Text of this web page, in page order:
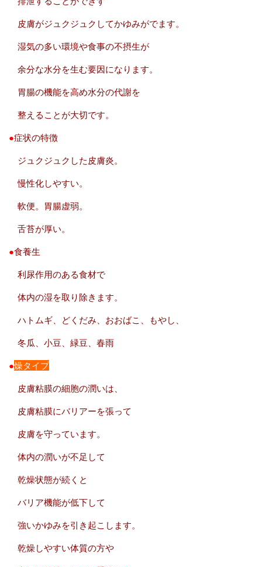
皮膚がジュクジュクしてかゆみがでます。
湿気の多い環境や食事の不摂生が
余分な水分を生む要因になります。
胃腸の機能を高め水分の代謝を
整えることが大切です。
●症状の特徴
ジュクジュクした皮膚炎。
慢性化しやすい。
軟便。胃腸虚弱。
舌苔が厚い。
●食養生
利尿作用のある食材で
体内の湿を取り除きます。
ハトムギ、どくだみ、おおばこ、もやし、
冬瓜、小豆、緑豆、春雨
●燥タイプ
皮膚粘膜の細胞の潤いは、
皮膚粘膜にバリアーを張って
皮膚を守っています。
体内の潤いが不足して
乾燥状態が続くと
バリア機能が低下して
強いかゆみを引き起こします。
乾燥しやすい体質の方や